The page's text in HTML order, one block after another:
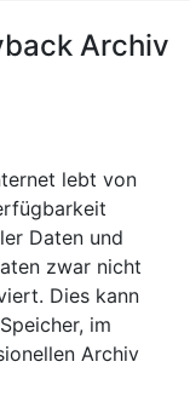
Archiv
lebt von
Daten und
zwar nicht
Dies kann
im
Archiv